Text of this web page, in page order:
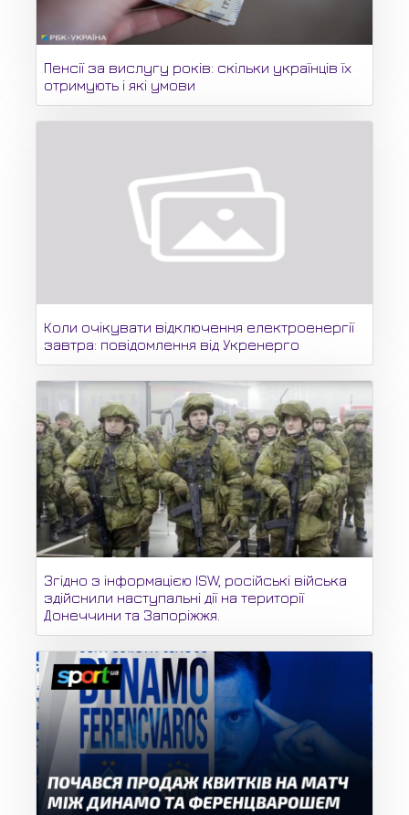
Пенсії за вислугу років: скільки українців їх
отримують і які умови
Коли очікувати відключення електроенергії
завтра: повідомлення від Укренерго
Згідно з інформацією ISW, російські війська
здійснили наступальні дії на території
Донеччини та Запоріжжя.